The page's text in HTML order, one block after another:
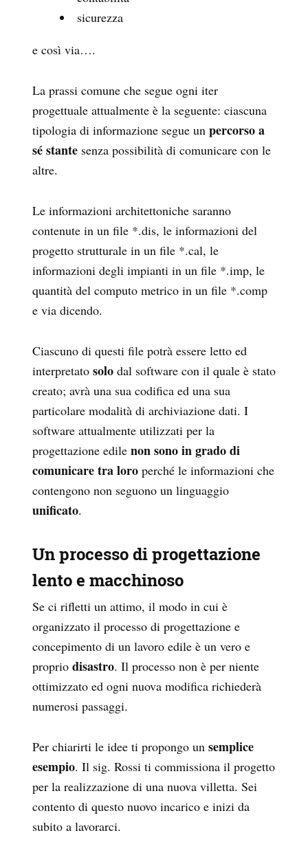
sicurezza
e così via….
La prassi comune che segue ogni iter
progettuale attualmente è la seguente: ciascuna
tipologia di informazione segue un percorso a
sé stante senza possibilità di comunicare con le
altre.
Le informazioni architettoniche saranno
contenute in un file *.dis, le informazioni del
progetto strutturale in un file *.cal, le
informazioni degli impianti in un file *.imp, le
quantità del computo metrico in un file *.comp
e via dicendo.
Ciascuno di questi file potrà essere letto ed
interpretato solo dal software con il quale è stato
creato; avrà una sua codifica ed una sua
particolare modalità di archiviazione dati. I
software attualmente utilizzati per la
progettazione edile non sono in grado di
comunicare tra loro perché le informazioni che
contengono non seguono un linguaggio
unificato.
Un processo di progettazione
lento e macchinoso
Se ci rifletti un attimo, il modo in cui è
organizzato il processo di progettazione e
concepimento di un lavoro edile è un vero e
proprio disastro. Il processo non è per niente
ottimizzato ed ogni nuova modifica richiederà
numerosi passaggi.
Per chiarirti le idee ti propongo un semplice
esempio. Il sig. Rossi ti commissiona il progetto
per la realizzazione di una nuova villetta. Sei
contento di questo nuovo incarico e inizi da
subito a lavorarci.